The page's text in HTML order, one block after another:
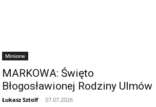
Minione
MARKOWA: Święto
Błogosławionej Rodziny Ulmów
Łukasz Sztolf - 07.07.2026